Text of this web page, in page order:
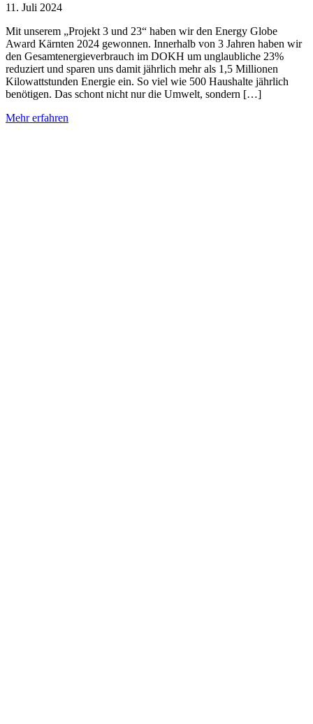
11. Juli 2024
Mit unserem „Projekt 3 und 23“ haben wir den Energy Globe
Award Kärnten 2024 gewonnen. Innerhalb von 3 Jahren haben wir
den Gesamtenergieverbrauch im DOKH um unglaubliche 23%
reduziert und sparen uns damit jährlich mehr als 1,5 Millionen
Kilowattstunden Energie ein. So viel wie 500 Haushalte jährlich
benötigen. Das schont nicht nur die Umwelt, sondern […]
Mehr erfahren